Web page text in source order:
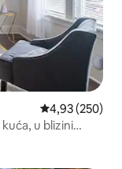
prosječna
4,93 (250)
u blizini